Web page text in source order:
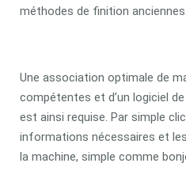
méthodes de finition anciennes.
Une association optimale de
compétentes et d’un logiciel
est ainsi requise. Par simple
informations nécessaires et
la machine, simple comme